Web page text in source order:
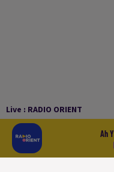
Live : RADIO ORIENT
Ah